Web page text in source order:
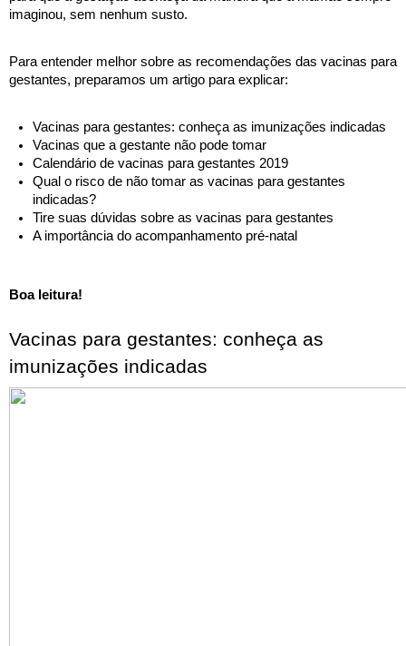
imaginou, sem nenhum susto.
Para entender melhor sobre as recomendações das vacinas para
gestantes, preparamos um artigo para explicar:
Vacinas para gestantes: conheça as imunizações indicadas
Vacinas que a gestante não pode tomar
Calendário de vacinas para gestantes 2019
Qual o risco de não tomar as vacinas para gestantes
indicadas?
Tire suas dúvidas sobre as vacinas para gestantes
A importância do acompanhamento pré-natal
Boa leitura!
Vacinas para gestantes: conheça as
imunizações indicadas